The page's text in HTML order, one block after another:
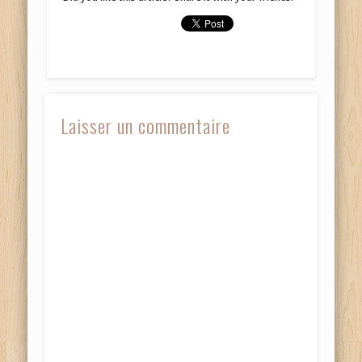
nouvellenouvelle
Laisser un commentaire